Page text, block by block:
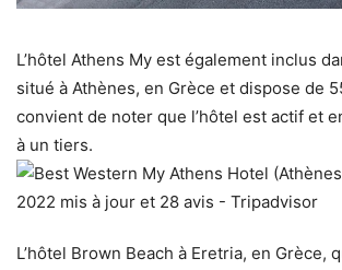
L’hôtel Athens My est également inclus
situé à Athènes, en Grèce et dispose de
convient de noter que l’hôtel est actif et
à un tiers.
L’hôtel Brown Beach à Eretria, en Grèce,